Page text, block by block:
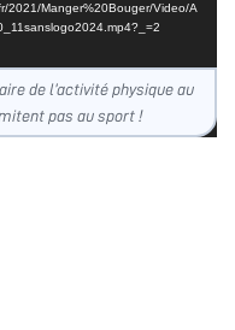
2021/Manger%20Bouger/Video/A
de l’activité physique au
pas au sport !